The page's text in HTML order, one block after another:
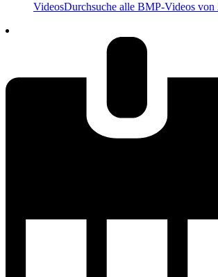
VideosDurchsuche alle BMP-Videos von